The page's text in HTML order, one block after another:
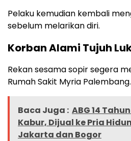
Pelaku kemudian kembali
sebelum melarikan diri.
Korban Alami Tujuh
Rekan sesama sopir segera
Rumah Sakit Myria Palembang.
Baca Juga : ABG 14
Kabur, Dijual ke Pria
Jakarta dan Bogor